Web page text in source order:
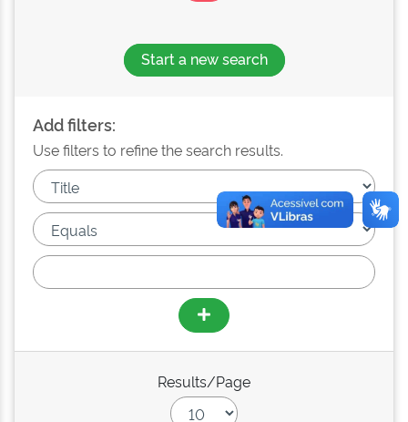
Start a new search
Add filters:
Use filters to refine the search results.
Results/Page